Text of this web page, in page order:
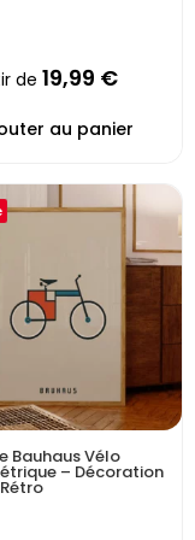
à votre
& Forêt
de 19,99 €
au panier
Bauhaus Vélo
– Décoration